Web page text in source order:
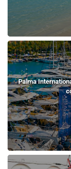
Palma